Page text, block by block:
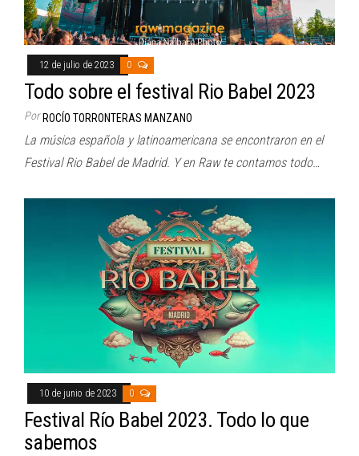
12 de julio de 2023 0
Todo sobre el festival Rio Babel 2023
Por ROCÍO TORRONTERAS MANZANO
La música española y latinoamericana se encontraron en el
Festival Rio Babel de Madrid. Y en Raw te contamos todo…
10 de junio de 2023 0
Festival Río Babel 2023. Todo lo que
sabemos